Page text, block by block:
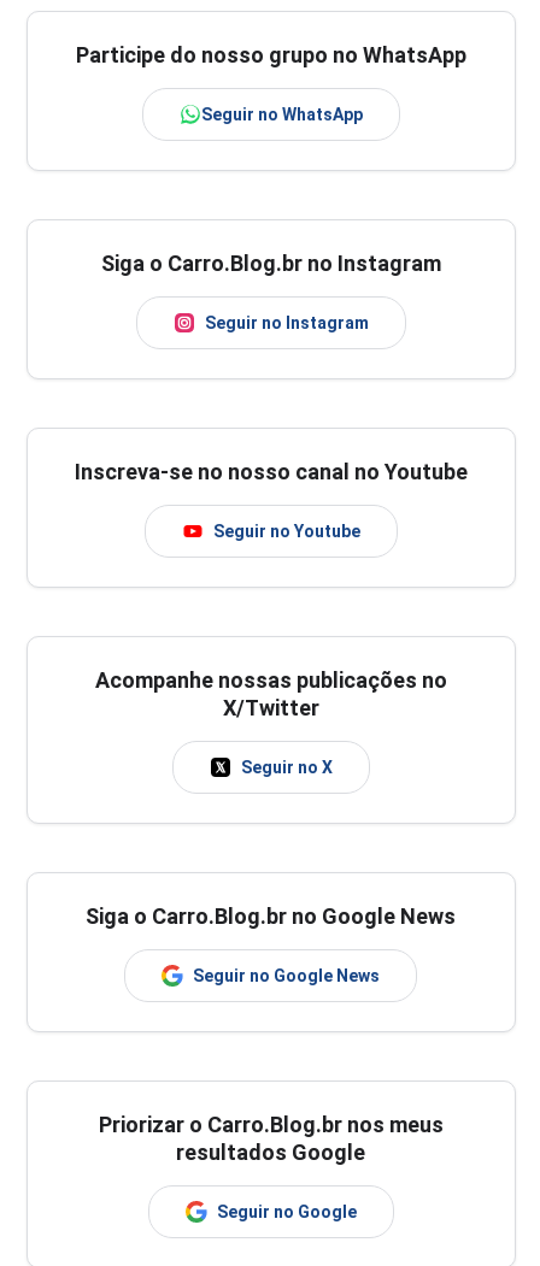
Participe do nosso grupo no WhatsApp
Seguir no WhatsApp
Siga o Carro.Blog.br no Instagram
Seguir no Instagram
Inscreva-se no nosso canal no Youtube
Seguir no Youtube
Acompanhe nossas publicações no
X/Twitter
Seguir no X
Siga o Carro.Blog.br no Google News
Seguir no Google News
Priorizar o Carro.Blog.br nos meus
resultados Google
Seguir no Google